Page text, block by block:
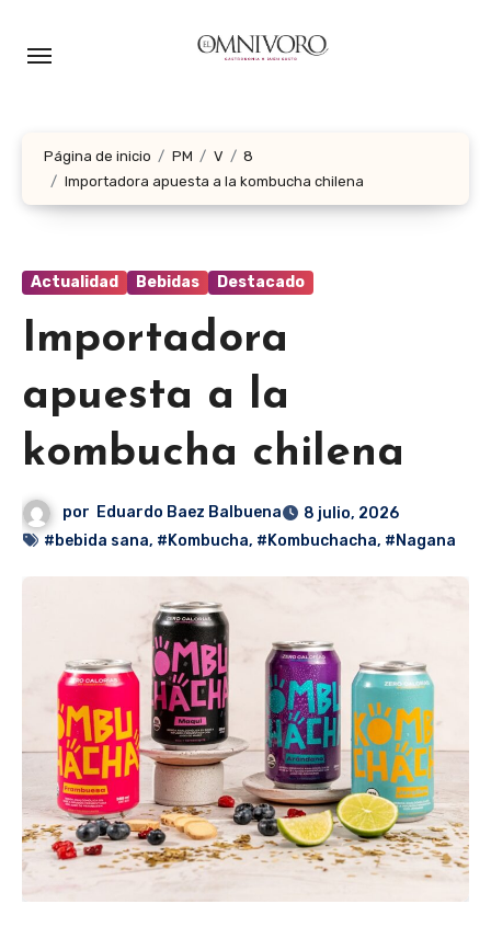
Página de inicio PM V
8
Importadora apuesta a la kombucha chilena
Actualidad Bebidas Destacado
Importadora
apuesta a la
kombucha chilena
por Eduardo Baez Balbuena
8 julio, 2026
#bebida sana, #Kombucha, #Kombuchacha, #Nagana